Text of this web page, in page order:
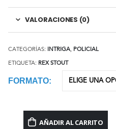
VALORACIONES (0)
CATEGORÍAS: INTRIGA, POLICIAL
ETIQUETA: REX STOUT
FORMATO
AÑADIR AL CARRITO